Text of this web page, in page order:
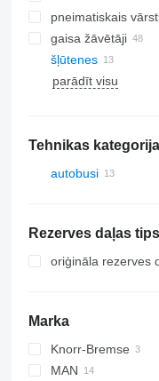
pneimatiskais
gaisa žāvētāji
šļūtenes
parādīt visu
Tehnikas kategorija
autobusi
Rezerves daļas tips
oriģināla rezerves
Marka
Knorr-Bremse
MAN